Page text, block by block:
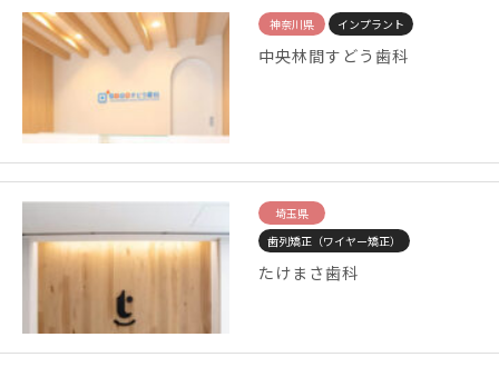
神奈川県 インプラント
中央林間すどう歯科
埼玉県
歯列矯正（ワイヤー矯正）
たけまさ歯科